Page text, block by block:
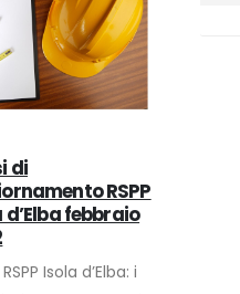
di
RSPP
d’Elba febbraio
Isola d’Elba: i